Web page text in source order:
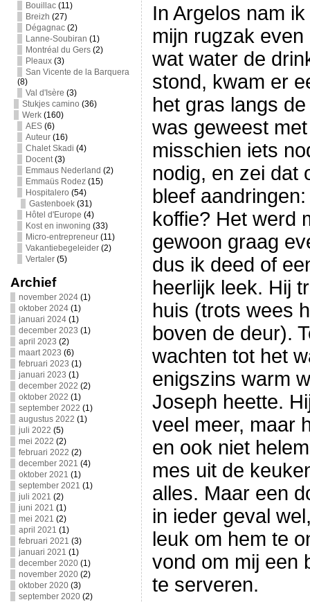
Bouillac(11)
Breizh (27)
Dégagnac(2)
Lanne-Soubiran (1)
Montréal du Gers(2)
Pleaux(3)
San Vicente de la Barquera
(8)
Val d'Isère (3)
Stukjes camino (36)
Werk(160)
AES(6)
Auteur(16)
Chalet Skadi (4)
Docent(3)
Emmaus Nederland (2)
Emmaüs Rodez(15)
Hospitalero (54)
Gastenboek(31)
Hôtel d'Europe (4)
Kost en inwoning (33)
Micro-entrepreneur(11)
Vakantiebegeleider(2)
Vertaler(5)
Archief
november 2024(1)
oktober 2024(1)
januari 2024(1)
december 2023 (1)
april 2023 (2)
maart 2023 (6)
februari 2023 (1)
januari 2023 (1)
december 2022 (2)
oktober 2022 (1)
september 2022 (1)
augustus 2022 (1)
juli 2022 (5)
mei 2022 (2)
februari 2022 (2)
december 2021 (4)
oktober 2021 (1)
september 2021 (1)
juli 2021 (2)
juni 2021 (1)
mei 2021 (2)
april 2021 (1)
februari 2021 (3)
januari 2021 (1)
december 2020(1)
november 2020(2)
oktober 2020(3)
september 2020(2)
In Argelos nam
mijn rugzak
wat water de
stond, kwam er
het gras langs
was geweest
misschien iets
nodig, en zei dat
bleef
koffie? Het werd
gewoon graag
dus ik deed of
heerlijk leek. Hij
huis (trots wees
boven de deur).
wachten tot het
enigszins warm
Joseph heette.
veel meer, maar
en ook niet
mes uit de
alles. Maar een
in ieder geval
leuk om hem te
vond om mij een
te serveren.